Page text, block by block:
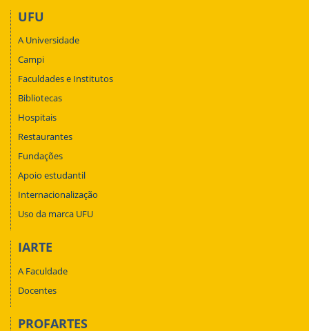
UFU
A Universidade
Campi
Faculdades e Institutos
Bibliotecas
Hospitais
Restaurantes
Fundações
Apoio estudantil
Internacionalização
Uso da marca UFU
IARTE
A Faculdade
Docentes
PROFARTES